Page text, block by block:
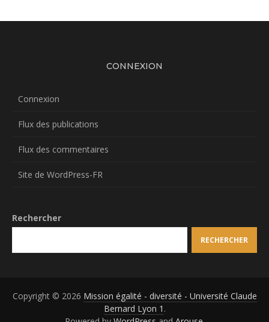
CONNEXION
Connexion
Flux des publications
Flux des commentaires
Site de WordPress-FR
Rechercher
RECHERCHER
Copyright © 2026 Mission égalité - diversité - Université Claude
Bernard Lyon 1 .